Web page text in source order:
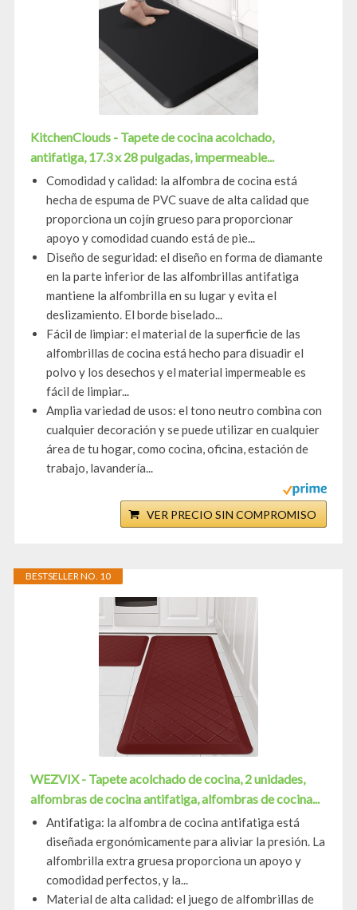
KitchenClouds - Tapete de cocina acolchado,
antifatiga, 17.3 x 28 pulgadas, impermeable...
Comodidad y calidad: la alfombra de cocina está
hecha de espuma de PVC suave de alta calidad que
proporciona un cojín grueso para proporcionar
apoyo y comodidad cuando está de pie...
Diseño de seguridad: el diseño en forma de diamante
en la parte inferior de las alfombrillas antifatiga
mantiene la alfombrilla en su lugar y evita el
deslizamiento. El borde biselado...
Fácil de limpiar: el material de la superficie de las
alfombrillas de cocina está hecho para disuadir el
polvo y los desechos y el material impermeable es
fácil de limpiar...
Amplia variedad de usos: el tono neutro combina con
cualquier decoración y se puede utilizar en cualquier
área de tu hogar, como cocina, oficina, estación de
trabajo, lavandería...
VER PRECIO SIN COMPROMISO
BESTSELLER NO. 10
WEZVIX - Tapete acolchado de cocina, 2 unidades,
alfombras de cocina antifatiga, alfombras de cocina...
Antifatiga: la alfombra de cocina antifatiga está
diseñada ergonómicamente para aliviar la presión. La
alfombrilla extra gruesa proporciona un apoyo y
comodidad perfectos, y la...
Material de alta calidad: el juego de alfombrillas de